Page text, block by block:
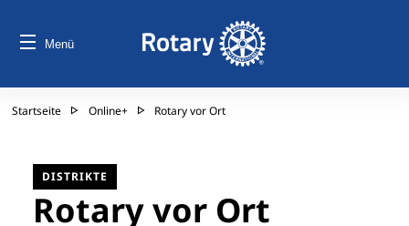
Menü
Startseite Online+ Rotary vor Ort
DISTRIKTE
Rotary vor Ort